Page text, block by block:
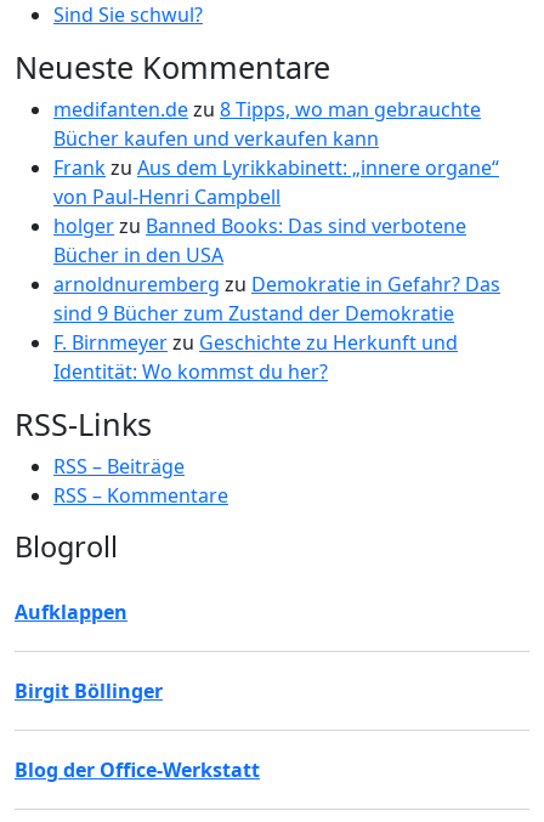
Sind Sie schwul?
Neueste Kommentare
medifanten.dezu 8 Tipps, wo man gebrauchte
Bücher kaufen und verkaufen kann
Frankzu Aus dem Lyrikkabinett: „innere organe“
von Paul-Henri Campbell
holgerzu Banned Books: Das sind verbotene
Bücher in den USA
arnoldnuremberg zu Demokratie in Gefahr? Das
sind 9 Bücher zum Zustand der Demokratie
F. Birnmeyerzu Geschichte zu Herkunft und
Identität: Wo kommst du her?
RSS-Links
RSS – Beiträge
RSS – Kommentare
Blogroll
Aufklappen
Birgit Böllinger
Blog der Office-Werkstatt